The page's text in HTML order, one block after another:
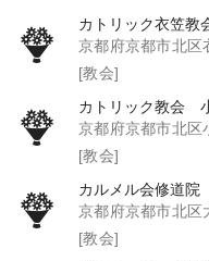
カトリック衣笠教
京都府京都市北区
[教会]
カトリック教会
京都府京都市北区
[教会]
カルメル会修道院
京都府京都市北区
[教会]